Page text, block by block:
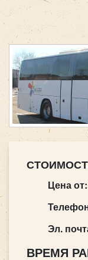
Цена от:
Эл.
ВРЕМЯ